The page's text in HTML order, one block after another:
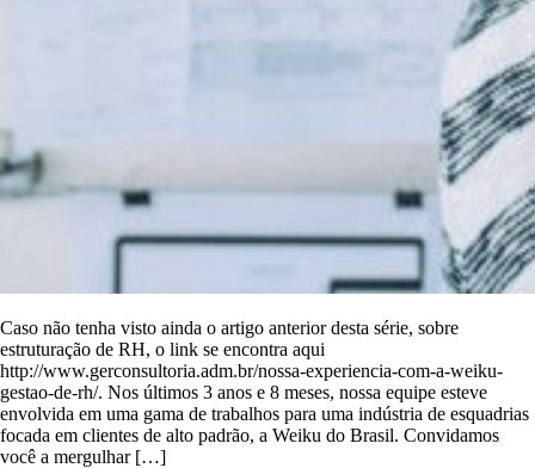
Caso não tenha visto ainda o artigo anterior desta série, sobre
estruturação de RH, o link se encontra aqui
http://www.gerconsultoria.adm.br/nossa-experiencia-com-a-weiku-
gestao-de-rh/. Nos últimos 3 anos e 8 meses, nossa equipe esteve
envolvida em uma gama de trabalhos para uma indústria de esquadrias
focada em clientes de alto padrão, a Weiku do Brasil. Convidamos
você a mergulhar […]